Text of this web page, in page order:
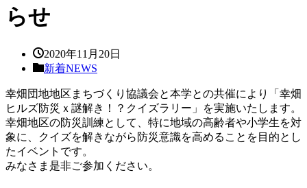
らせ
2020年11月20日
新着NEWS
幸畑団地地区まちづくり協議会と本学との共催により「幸畑
ヒルズ防災ｘ謎解き！？クイズラリー」を実施いたします。
幸畑地区の防災訓練として、特に地域の高齢者や小学生を対
象に、クイズを解きながら防災意識を高めることを目的とし
たイベントです。
みなさま是非ご参加ください。